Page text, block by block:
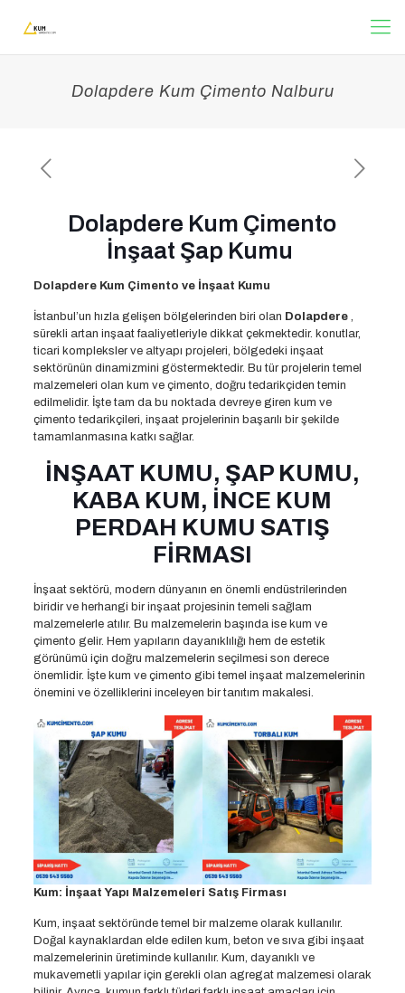
Dolapdere Kum Çimento Nalburu
Dolapdere Kum Çimento
İnşaat Şap Kumu
Dolapdere Kum Çimento ve İnşaat Kumu
İstanbul’un hızla gelişen bölgelerinden biri olan Dolapdere ,
sürekli artan inşaat faaliyetleriyle dikkat çekmektedir. konutlar,
ticari kompleksler ve altyapı projeleri, bölgedeki inşaat
sektörünün dinamizmini göstermektedir. Bu tür projelerin temel
malzemeleri olan kum ve çimento, doğru tedarikçiden temin
edilmelidir. İşte tam da bu noktada devreye giren kum ve
çimento tedarikçileri, inşaat projelerinin başarılı bir şekilde
tamamlanmasına katkı sağlar.
İNŞAAT KUMU, ŞAP KUMU,
KABA KUM, İNCE KUM
PERDAH KUMU SATIŞ
FİRMASI
İnşaat sektörü, modern dünyanın en önemli endüstrilerinden
biridir ve herhangi bir inşaat projesinin temeli sağlam
malzemelerle atılır. Bu malzemelerin başında ise kum ve
çimento gelir. Hem yapıların dayanıklılığı hem de estetik
görünümü için doğru malzemelerin seçilmesi son derece
önemlidir. İşte kum ve çimento gibi temel inşaat malzemelerinin
önemini ve özelliklerini inceleyen bir tanıtım makalesi.
Kum: İnşaat Yapı Malzemeleri Satış Firması
Kum, inşaat sektöründe temel bir malzeme olarak kullanılır.
Doğal kaynaklardan elde edilen kum, beton ve sıva gibi inşaat
malzemelerinin üretiminde kullanılır. Kum, dayanıklı ve
mukavemetli yapılar için gerekli olan agregat malzemesi olarak